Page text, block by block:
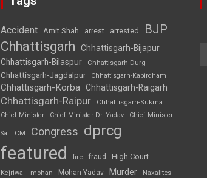
Accident Amit Shah arrest arrested BJP
Chhattisgarh
Chhattisgarh-Bijapur
Chhattisgarh-Bilaspur
Chhattisgarh-Durg
Chhattisgarh-Jagdalpur Chhattisgarh-Kabirdham
Chhattisgarh-Korba Chhattisgarh-Raigarh
Chhattisgarh-Raipur
Chhattisgarh-Sukma
Chief Minister
Chief Minister Dr. Yadav Chief Minister
Sai CM Congress dprcg
featured fire fraud High Court
Kejriwal mohan Mohan Yadav Murder Naxalites